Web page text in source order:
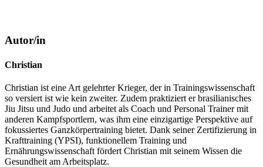
Autor/in
Christian
Christian ist eine Art gelehrter Krieger, der in Trainingswissenschaft
so versiert ist wie kein zweiter. Zudem praktiziert er brasilianisches
Jiu Jitsu und Judo und arbeitet als Coach und Personal Trainer mit
anderen Kampfsportlern, was ihm eine einzigartige Perspektive auf
fokussiertes Ganzkörpertraining bietet. Dank seiner Zertifizierung in
Krafttraining (YPSI), funktionellem Training und
Ernährungswissenschaft fördert Christian mit seinem Wissen die
Gesundheit am Arbeitsplatz.